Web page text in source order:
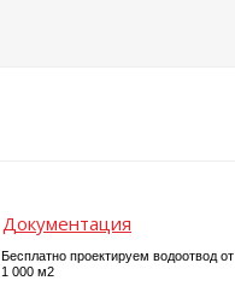
Документация
Бесплатно проектируем водоотвод от
1 000 м2